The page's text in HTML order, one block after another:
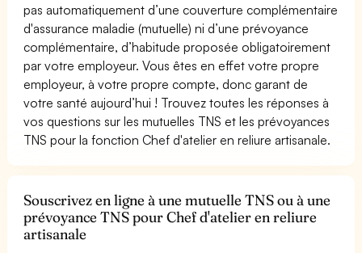
pas automatiquement d’une couverture complémentaire
d'assurance maladie (mutuelle) ni d’une prévoyance
complémentaire, d’habitude proposée obligatoirement
par votre employeur. Vous êtes en effet votre propre
employeur, à votre propre compte, donc garant de
votre santé aujourd’hui ! Trouvez toutes les réponses à
vos questions sur les mutuelles TNS et les prévoyances
TNS pour la fonction Chef d'atelier en reliure artisanale.
Souscrivez en ligne à une mutuelle TNS ou à une
prévoyance TNS pour Chef d'atelier en reliure
artisanale